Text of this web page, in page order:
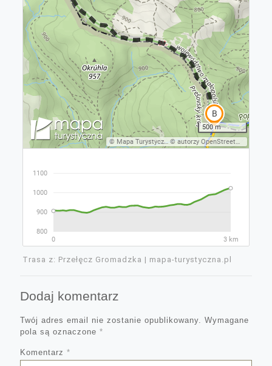
Trasa z: Przełęcz Gromadzka | mapa-turystyczna.pl
Dodaj komentarz
Twój adres email nie zostanie opublikowany.
Wymagane
pola są oznaczone *
Komentarz *